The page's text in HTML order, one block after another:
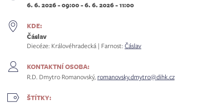
6. 6. 2026 - 09:00-6. 6. 2026 - 11:00
KDE:
Čáslav
Diecéze: Královéhradecká | Farnost: Čáslav
KONTAKTNÍ OSOBA:
R.D. Dmytro Romanovský, romanovsky.dmytro@dihk.cz
ŠTÍTKY: